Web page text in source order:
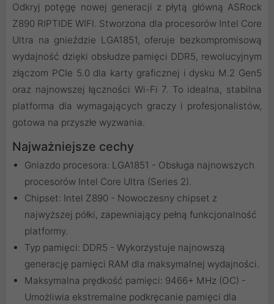
Odkryj potęgę nowej generacji z płytą główną ASRock
Z890 RIPTIDE WIFI. Stworzona dla procesorów Intel Core
Ultra na gnieździe LGA1851, oferuje bezkompromisową
wydajność dzięki obsłudze pamięci DDR5, rewolucyjnym
złączom PCIe 5.0 dla karty graficznej i dysku M.2 Gen5
oraz najnowszej łączności Wi-Fi 7. To idealna, stabilna
platforma dla wymagających graczy i profesjonalistów,
gotowa na przyszłe wyzwania.
Najważniejsze cechy
Gniazdo procesora: LGA1851 - Obsługa najnowszych
procesorów Intel Core Ultra (Series 2).
Chipset: Intel Z890 - Nowoczesny chipset z
najwyższej półki, zapewniający pełną funkcjonalność
platformy.
Typ pamięci: DDR5 - Wykorzystuje najnowszą
generację pamięci RAM dla maksymalnej wydajności.
Maksymalna prędkość pamięci: 9466+ MHz (OC) -
Umożliwia ekstremalne podkręcanie pamięci dla